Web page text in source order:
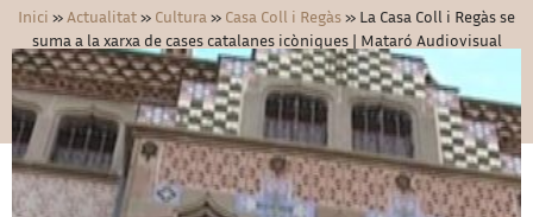
Inici »Actualitat» Cultura» Casa Coll i Regàs» La Casa Coll i Regàs se
suma a la xarxa de cases catalanes icòniques | Mataró Audiovisual
24/07/2018 Casa Coll i Regàs,Cultura